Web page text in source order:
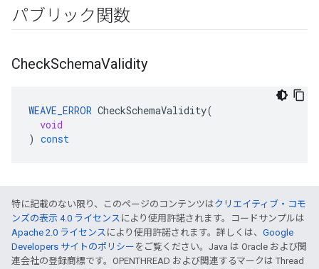
パブリック関数
CheckSchemaValidity
WEAVE_ERROR CheckSchemaValidity(
void
) const
特に記載のない限り、このページのコンテンツはクリエイティブ・コモ
ンズの表示 4.0 ライセンス により使用許諾されます。コードサンプルは
Apache 2.0 ライセンス により使用許諾されます。詳しくは、 Google
Developers サイトのポリシー をご覧ください。Java は Oracle および関
連会社の登録商標です。OPENTHREAD および関連するマークは Thread